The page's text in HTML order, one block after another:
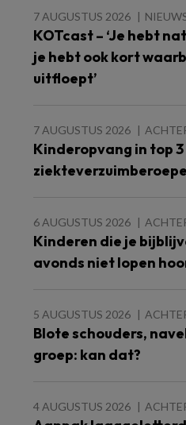
7 AUGUSTUS 2026
KOTcast – ‘Je hebt
je hebt ook kort
uitfloept’
7 AUGUSTUS 2026
Kinderopvang in top 3
6 AUGUSTUS 2026
Kinderen die je
avonds niet lopen
5 AUGUSTUS 2026
Blote schouders,
groep: kan dat?
4 AUGUSTUS 2026